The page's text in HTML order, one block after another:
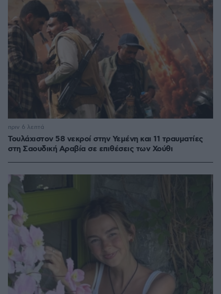
Τουλάχιστον 58 νεκροί στην Υεμένη και 11 τραυματίες
στη Σαουδική Αραβία σε επιθέσεις των Χούθι
πριν 6 λεπτά